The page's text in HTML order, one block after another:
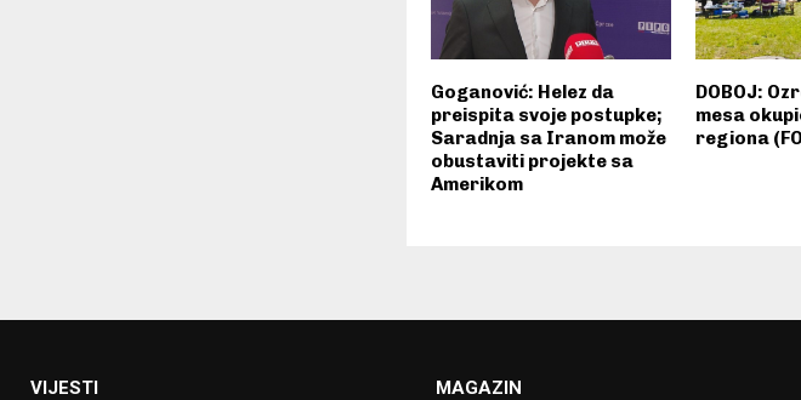
Goganović: Helez da
preispita svoje postupke;
Saradnja sa Iranom može
obustaviti projekte sa
Amerikom
DOBOJ:
mesa
regiona
VIJESTI MAGAZIN